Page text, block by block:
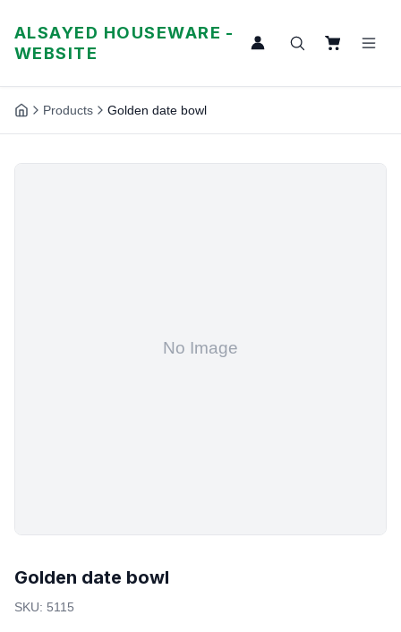
ALSAYED HOUSEWARE -
WEBSITE
Products Golden date bowl
Golden date bowl
SKU: 5115